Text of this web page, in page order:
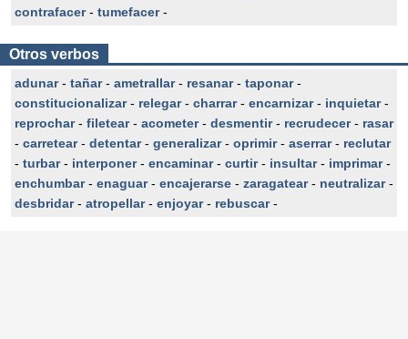
contrafacer- tumefacer-
Otros verbos
adunar- tañar- ametrallar- resanar- taponar-
constitucionalizar- relegar- charrar- encarnizar- inquietar-
reprochar- filetear- acometer- desmentir- recrudecer- rasar
- carretear- detentar- generalizar- oprimir- aserrar- reclutar
- turbar- interponer- encaminar- curtir- insultar- imprimar-
enchumbar- enaguar- encajerarse - zaragatear- neutralizar-
desbridar- atropellar- enjoyar- rebuscar-